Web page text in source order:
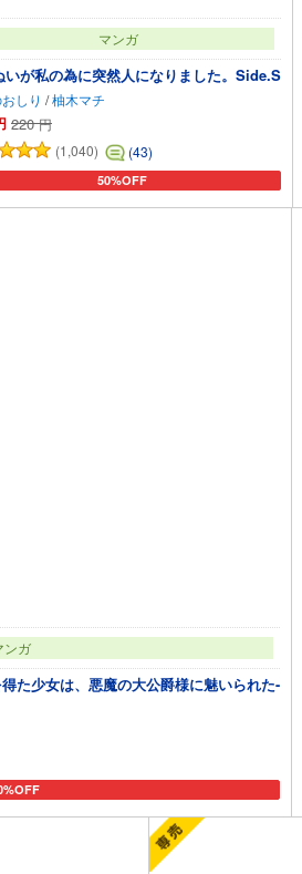
マンガ
いが私の為に突然人になりました。Side.S
しり /柚木マチ
220 円
(1,040)
(43)
50%OFF
カートに追加
ンガ
た少女は、悪魔の大公爵様に魅いられた-
トに追加